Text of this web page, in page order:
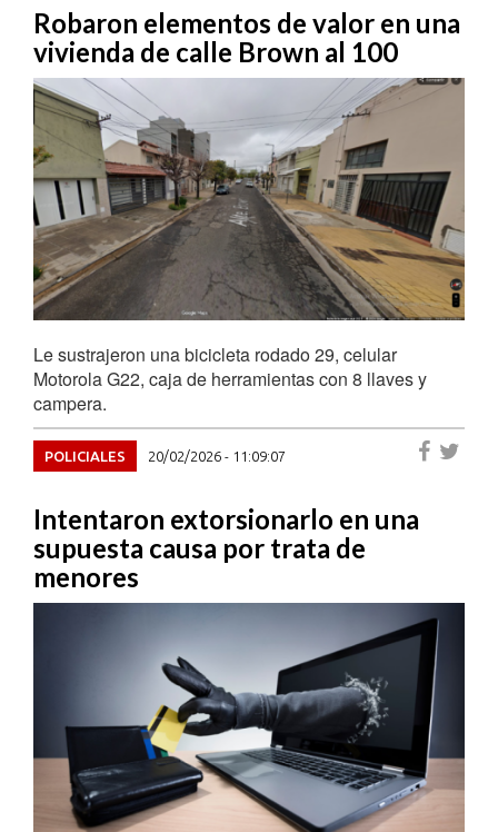
Robaron elementos de valor en una
vivienda de calle Brown al 100
Le sustrajeron una bicicleta rodado 29, celular
Motorola G22, caja de herramientas con 8 llaves y
campera.
POLICIALES 20/02/2026 - 11:09:07
Intentaron extorsionarlo en una
supuesta causa por trata de
menores